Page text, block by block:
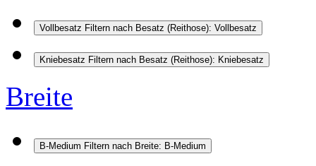
Vollbesatz Filtern nach Besatz (Reithose): Vollbesatz
Kniebesatz Filtern nach Besatz (Reithose): Kniebesatz
Breite
B-Medium Filtern nach Breite: B-Medium